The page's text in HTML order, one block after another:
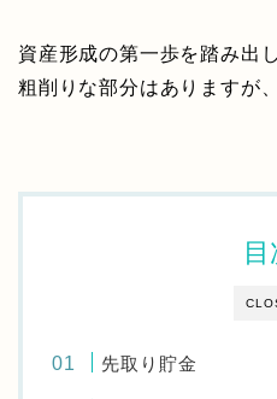
資産形成の第一歩を踏み出
粗削りな部分はありますが
目
先取り貯金